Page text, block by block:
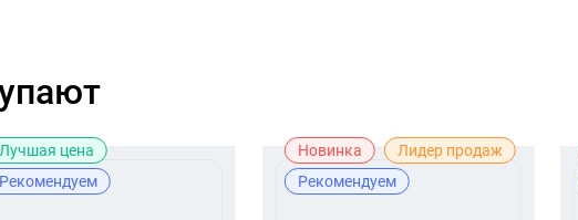
Лучшая цена
Рекомендуем
Новинка
Лидер продаж
Рекомендуем